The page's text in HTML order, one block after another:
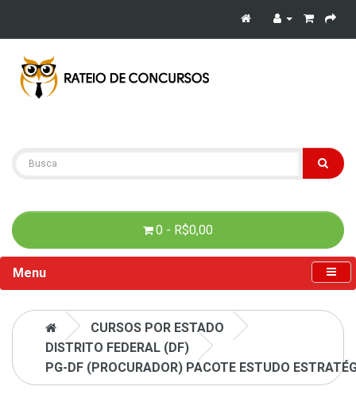
0 - R$0,00
Menu
CURSOS POR ESTADO
DISTRITO FEDERAL (DF)
PG-DF (PROCURADOR) PACOTE ESTUDO